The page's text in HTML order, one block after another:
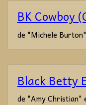
BK Cowboy
de "Michele
Black Betty
de "Amy